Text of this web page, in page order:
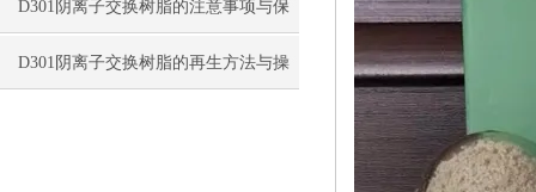
D301阴离子交换树脂的注意事项与保
存方法
D301阴离子交换树脂的再生方法与操